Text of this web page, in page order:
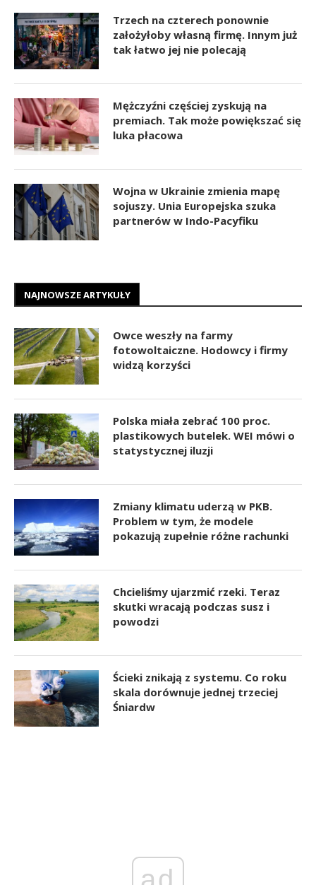
Trzech na czterech ponownie
założyłoby własną firmę. Innym już
tak łatwo jej nie polecają
Mężczyźni częściej zyskują na
premiach. Tak może powiększać się
luka płacowa
Wojna w Ukrainie zmienia mapę
sojuszy. Unia Europejska szuka
partnerów w Indo-Pacyfiku
NAJNOWSZE ARTYKUŁY
Owce weszły na farmy
fotowoltaiczne. Hodowcy i firmy
widzą korzyści
Polska miała zebrać 100 proc.
plastikowych butelek. WEI mówi o
statystycznej iluzji
Zmiany klimatu uderzą w PKB.
Problem w tym, że modele
pokazują zupełnie różne rachunki
Chcieliśmy ujarzmić rzeki. Teraz
skutki wracają podczas susz i
powodzi
Ścieki znikają z systemu. Co roku
skala dorównuje jednej trzeciej
Śniardw